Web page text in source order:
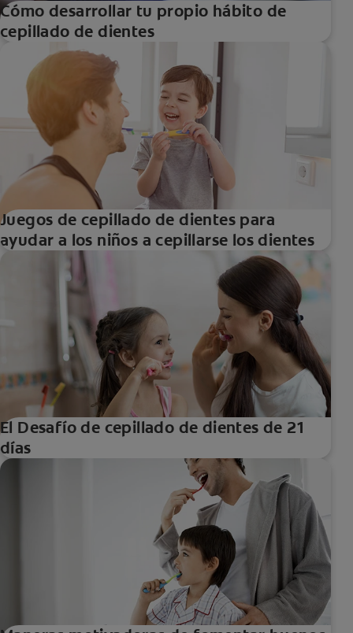
Cómo desarrollar tu propio hábito de
cepillado de dientes
Juegos de cepillado de dientes para
ayudar a los niños a cepillarse los dientes
El Desafío de cepillado de dientes de 21
días